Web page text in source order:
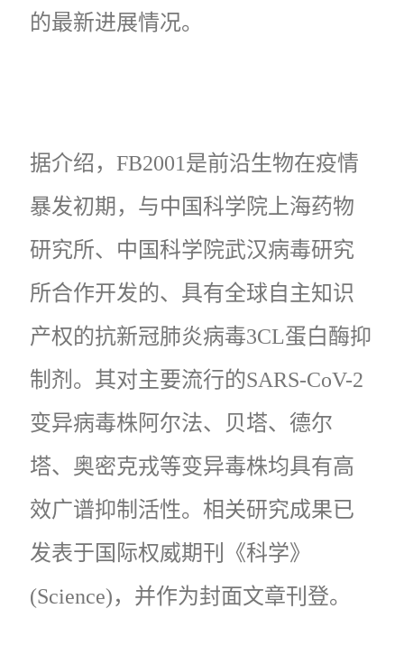
的最新进展情况。
据介绍，FB2001是前沿生物在疫情
暴发初期，与中国科学院上海药物
研究所、中国科学院武汉病毒研究
所合作开发的、具有全球自主知识
产权的抗新冠肺炎病毒3CL蛋白酶抑
制剂。其对主要流行的SARS-CoV-2
变异病毒株阿尔法、贝塔、德尔
塔、奥密克戎等变异毒株均具有高
效广谱抑制活性。相关研究成果已
发表于国际权威期刊《科学》
(Science)，并作为封面文章刊登。